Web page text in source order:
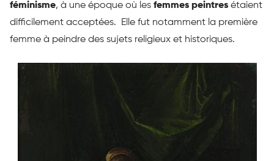
féminisme, à une époque où les femmes peintres étaient
difficilement acceptées. Elle fut notamment la première
femme à peindre des sujets religieux et historiques.